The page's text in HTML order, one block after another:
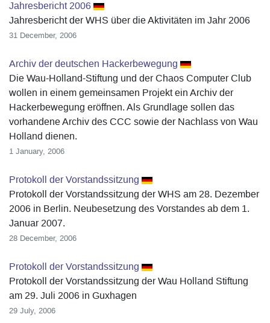
Jahresbericht 2006
Jahresbericht der WHS über die Aktivitäten im Jahr 2006
31 December, 2006
Archiv der deutschen Hackerbewegung
Die Wau-Holland-Stiftung und der Chaos Computer Club
wollen in einem gemeinsamen Projekt ein Archiv der
Hackerbewegung eröffnen. Als Grundlage sollen das
vorhandene Archiv des CCC sowie der Nachlass von Wau
Holland dienen.
1 January, 2006
Protokoll der Vorstandssitzung
Protokoll der Vorstandssitzung der WHS am 28. Dezember
2006 in Berlin. Neubesetzung des Vorstandes ab dem 1.
Januar 2007.
28 December, 2006
Protokoll der Vorstandssitzung
Protokoll der Vorstandssitzung der Wau Holland Stiftung
am 29. Juli 2006 in Guxhagen
29 July, 2006